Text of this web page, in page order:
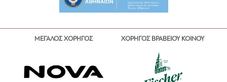
ΜΕΓΑΛΟΣ ΧΟΡΗΓΟΣ ΧΟΡΗΓΟΣ ΒΡΑΒΕΙΟΥ ΚΟΙΝΟΥ